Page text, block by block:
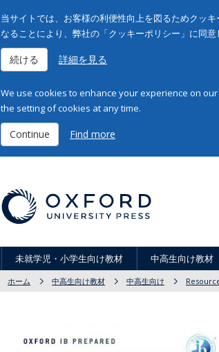
当サイトでは、お客様の利便性向上を図るためクッ
なることにより、弊社の「クッキーポリシー」に同
続ける 詳細を見る
We use cookies to enhance your experience on
the setting of cookies at any time.
Continue Find more
未就学児・小学生向け教材 中高生向け教材
ホーム 中高生向け教材 中高生向け